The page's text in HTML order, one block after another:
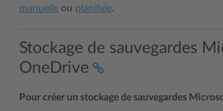
manuelle ou planifiée.
Stockage de sauvegardes
OneDrive
Pour créer un stockage de sauvegardes